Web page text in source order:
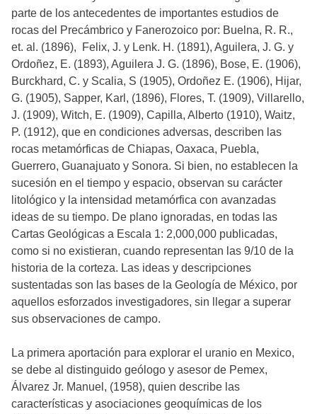
parte de los antecedentes de importantes estudios de
rocas del Precámbrico y Fanerozoico por: Buelna, R. R.,
et. al. (1896), Felix, J. y Lenk. H. (1891), Aguilera, J. G. y
Ordoñez, E. (1893), Aguilera J. G. (1896), Bose, E. (1906),
Burckhard, C. y Scalia, S (1905), Ordoñez E. (1906), Hijar,
G. (1905), Sapper, Karl, (1896), Flores, T. (1909), Villarello,
J. (1909), Witch, E. (1909), Capilla, Alberto (1910), Waitz,
P. (1912), que en condiciones adversas, describen las
rocas metamórficas de Chiapas, Oaxaca, Puebla,
Guerrero, Guanajuato y Sonora. Si bien, no establecen la
sucesión en el tiempo y espacio, observan su carácter
litológico y la intensidad metamórfica con avanzadas
ideas de su tiempo. De plano ignoradas, en todas las
Cartas Geológicas a Escala 1: 2,000,000 publicadas,
como si no existieran, cuando representan las 9/10 de la
historia de la corteza. Las ideas y descripciones
sustentadas son las bases de la Geología de México, por
aquellos esforzados investigadores, sin llegar a superar
sus observaciones de campo.
La primera aportación para explorar el uranio en Mexico,
se debe al distinguido geólogo y asesor de Pemex,
Álvarez Jr. Manuel, (1958), quien describe las
características y asociaciones geoquímicas de los